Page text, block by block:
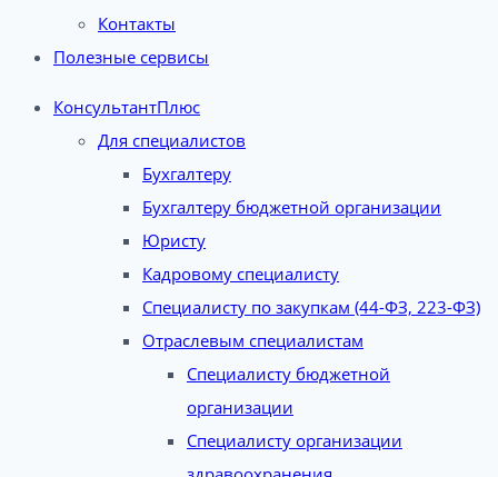
Контакты
Полезные сервисы
КонсультантПлюс
Для специалистов
Бухгалтеру
Бухгалтеру бюджетной организации
Юристу
Кадровому специалисту
Специалисту по закупкам (44-ФЗ, 223-ФЗ)
Отраслевым специалистам
Специалисту бюджетной
организации
Специалисту организации